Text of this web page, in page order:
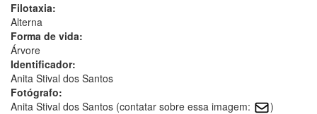
Filotaxia:
Alterna
Forma de vida:
Árvore
Identificador:
Anita Stival dos Santos
Fotógrafo:
Anita Stival dos Santos (contatar sobre essa imagem:
)